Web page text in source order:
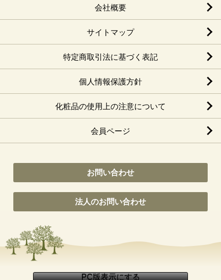
会社概要
サイトマップ
特定商取引法に基づく表記
個人情報保護方針
化粧品の使用上の注意について
会員ページ
お問い合わせ
法人のお問い合わせ